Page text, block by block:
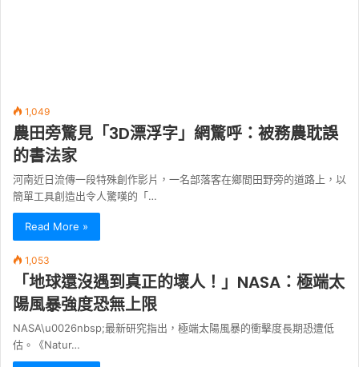
1,049
農田旁驚見「3D漂浮字」網驚呼：被務農耽誤
的書法家
河南近日流傳一段特殊創作影片，一名部落客在鄉間田野旁的道路上，以
簡單工具創造出令人驚嘆的「…
Read More »
1,053
「地球還沒遇到真正的壞人！」NASA：極端太
陽風暴強度恐無上限
NASA\u0026nbsp;最新研究指出，極端太陽風暴的衝擊度長期恐遭低
估。《Natur…